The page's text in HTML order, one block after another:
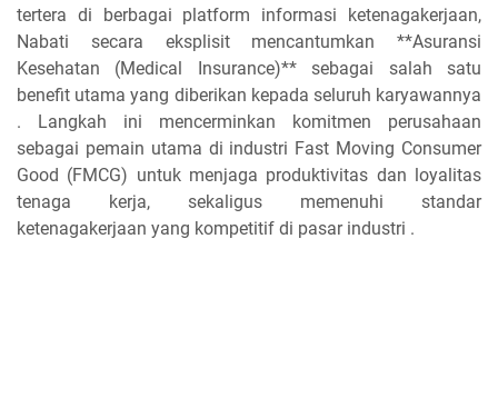
tertera di berbagai platform informasi ketenagakerjaan,
Nabati secara eksplisit mencantumkan **Asuransi
Kesehatan (Medical Insurance)** sebagai salah satu
benefit utama yang diberikan kepada seluruh karyawannya
. Langkah ini mencerminkan komitmen perusahaan
sebagai pemain utama di industri Fast Moving Consumer
Good (FMCG) untuk menjaga produktivitas dan loyalitas
tenaga kerja, sekaligus memenuhi standar
ketenagakerjaan yang kompetitif di pasar industri .